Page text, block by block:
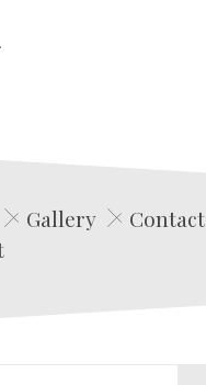
Edwin Film Agencja Aktorska
Gallery
Contact